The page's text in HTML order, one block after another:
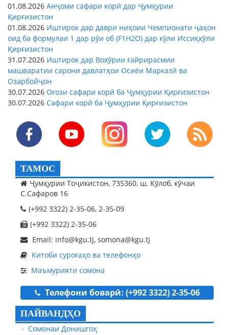
01.08.2026 Анҷоми сафари корӣ дар Ҷумҳурии
Қирғизистон
01.08.2026 Иштирок дар даври ниҳоии Чемпионати ҷаҳон
оид ба формулаи 1 дар рӯи об (F1H2O) дар кӯли Иссиқкӯли
Қирғизистон
31.07.2026 Иштирок дар Вохӯрии ғайрирасмии
машваратии сарони давлатҳои Осиёи Марказӣ ва
Озарбойҷон
30.07.2026 Оғози сафари корӣ ба Ҷумҳурии Қирғизистон
30.07.2026 Сафари корӣ ба Ҷумҳурии Қирғизистон
ТАМОС
Ҷумҳурии Тоҷикистон, 735360, ш. Кӯлоб, кӯчаи
С.Сафаров 16
(+992 3322) 2-35-06, 2-35-09
(+992 3322) 2-35-06
Email: info@kgu.tj, somona@kgu.tj
Китоби суроғаҳо ва телефонҳо
Маъмурияти сомона
Телефони боварӣ: (+992 3322) 2-35-06
ПАЙВАНДҲО
Сомонаи Донишгоҳ